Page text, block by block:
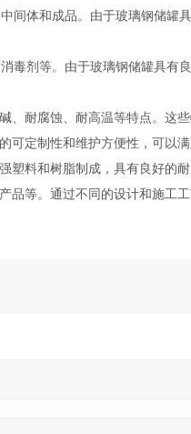
间体和成品。由于玻璃钢储罐
毒剂等。由于玻璃钢储罐具有
耐腐蚀、耐高温等特点。这
定制性和维护方便性，可以满
料和树脂制成，具有良好的
等。通过不同的设计和施工